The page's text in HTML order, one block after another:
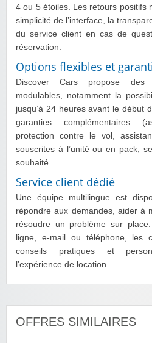
4 ou 5 étoiles. Les retours positifs
simplicité de l’interface, la
du service client en cas de
réservation.
Options flexibles et
Discover Cars propose des
modulables, notamment la
jusqu’à 24 heures avant le début
garanties complémentaires
protection contre le vol,
souscrites à l’unité ou en pack,
souhaité.
Service client dédié
Une équipe multilingue est
répondre aux demandes, aider à
résoudre un problème sur
ligne, e-mail ou téléphone, les
conseils pratiques et
l’expérience de location.
OFFRES SIMILAIRES